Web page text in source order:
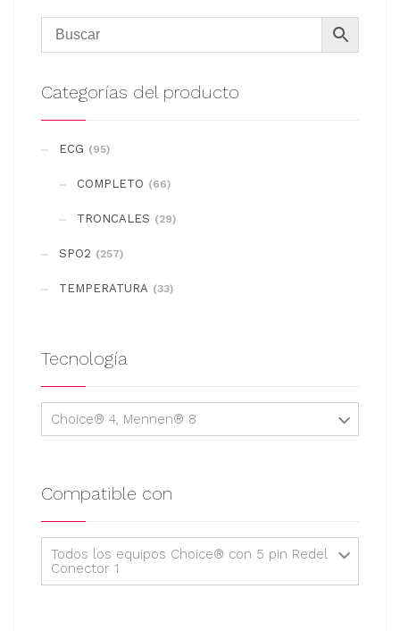
múltiples
Las
pueden
elegir
página
de
Categorías del producto
ECG (95)
COMPLETO (66)
TRONCALES (29)
SPO2 (257)
TEMPERATURA (33)
Tecnología
Choice® 4, Mennen® 8
Compatible con
Todos los equipos Choice® con 5 pin Redel
Conector 1